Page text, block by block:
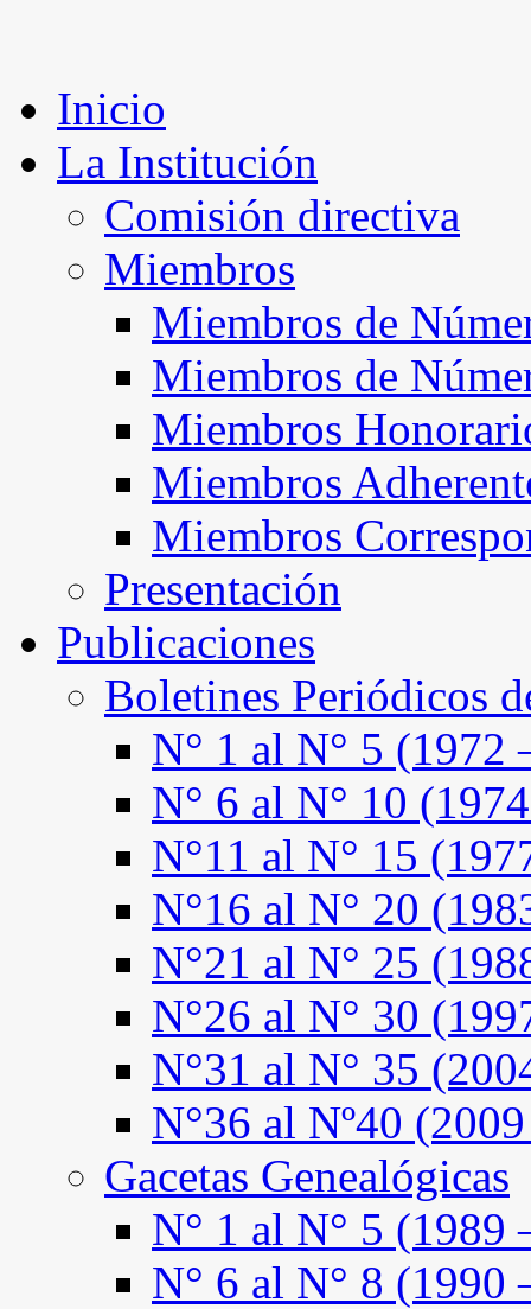
Inicio
La Institución
Comisión directiva
Miembros
Miembros de
Miembros de
Miembros
Miembros
Miembros
Presentación
Publicaciones
Boletines Periódicos
N° 1 al N° 5 (1972
N° 6 al N° 10
N°11 al N° 15
N°16 al N° 20
N°21 al N° 25
N°26 al N° 30
N°31 al N° 35
N°36 al Nº40
Gacetas Genealógicas
N° 1 al N° 5 (1989
N° 6 al N° 8 (1990